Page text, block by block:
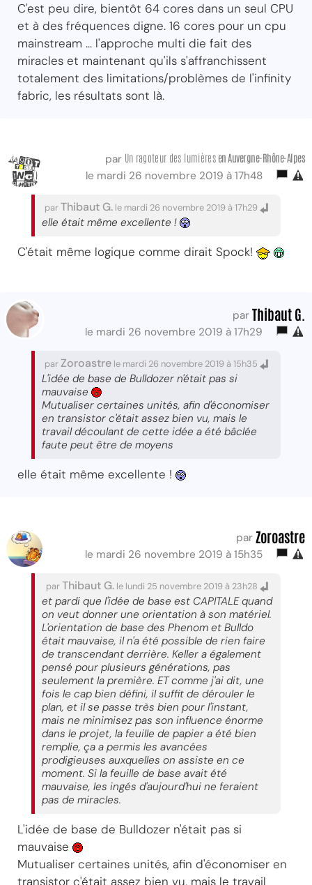
C'est peu dire, bientôt 64 cores dans un seul CPU
et à des fréquences digne. 16 cores pour un cpu
mainstream ... l'approche multi die fait des
miracles et maintenant qu'ils s'affranchissent
totalement des limitations/problèmes de l'infinity
fabric, les résultats sont là.
par Un ragoteur des lumières en Auvergne-Rhône-Alpes
le mardi 26 novembre 2019 à 17h48
parThibaut G. le mardi 26 novembre 2019 à 17h29
elle était même excellente !
C'était même logique comme dirait Spock!
par Thibaut G.
le mardi 26 novembre 2019 à 17h29
parZoroastre le mardi 26 novembre 2019 à 15h35
L'idée de base de Bulldozer n'était pas si
mauvaise
Mutualiser certaines unités, afin d'économiser
en transistor c'était assez bien vu, mais le
travail découlant de cette idée a été bâclée
faute peut être de moyens
elle était même excellente !
par Zoroastre
le mardi 26 novembre 2019 à 15h35
parThibaut G. le lundi 25 novembre 2019 à 23h28
et pardi que l'idée de base est CAPITALE quand
on veut donner une orientation à son matériel.
L'orientation de base des Phenom et Bulldo
était mauvaise, il n'a été possible de rien faire
de transcendant derrière. Keller a également
pensé pour plusieurs générations, pas
seulement la première. ET comme j'ai dit, une
fois le cap bien défini, il suffit de dérouler le
plan, et il se passe très bien pour l'instant,
mais ne minimisez pas son influence énorme
dans le projet, la feuille de papier a été bien
remplie, ça a permis les avancées
prodigieuses auxquelles on assiste en ce
moment. Si la feuille de base avait été
mauvaise, les ingés d'aujourd'hui ne feraient
pas de miracles.
L'idée de base de Bulldozer n'était pas si
mauvaise
Mutualiser certaines unités, afin d'économiser en
transistor c'était assez bien vu, mais le travail